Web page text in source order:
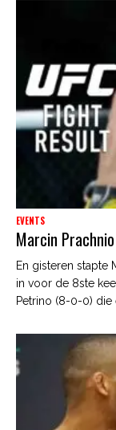
EVENTS
Marcin
En gisteren stapte
in voor de 8ste
Petrino (8-0-0) die